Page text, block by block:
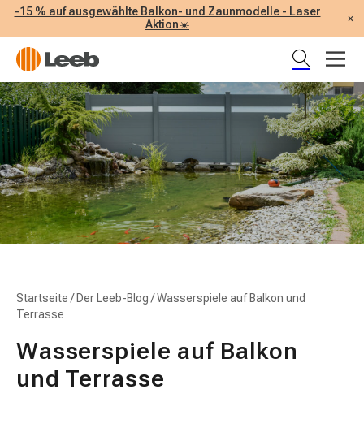
-15 % auf ausgewählte Balkon- und Zaunmodelle - Laser
Aktion☀️
×
Startseite / Der Leeb-Blog /Wasserspiele auf Balkon und
Terrasse
Wasserspiele auf Balkon
und Terrasse